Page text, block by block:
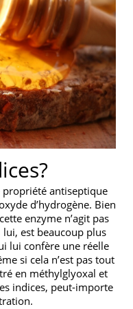
antiseptique
d’hydrogène. Bien
enzyme n’agit pas
lui, est beaucoup plus
lui confère une réelle
si cela n’est pas tout
en méthylglyoxal et
indices, peut-importe